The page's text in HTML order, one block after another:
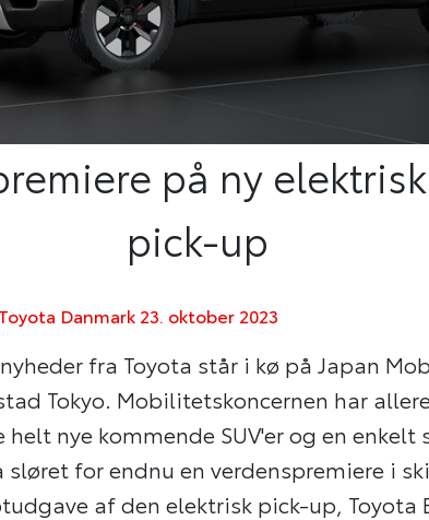
på ny
pick-up
Danmark 23. oktober 2023
fra Toyota står i kø på Japan
Tokyo. Mobilitetskoncernen har
nye kommende SUV'er og en enkelt
sløret for endnu en verdenspremiere i
af den elektrisk pick-up, Toyota